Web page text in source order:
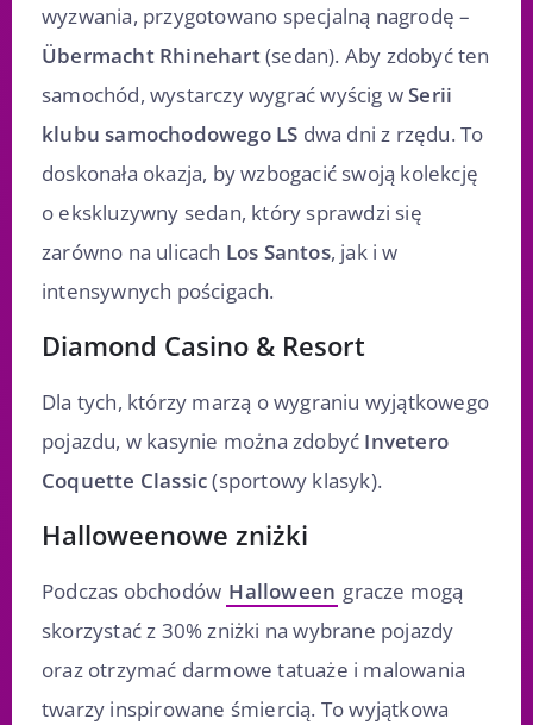
wyzwania, przygotowano specjalną nagrodę –
Übermacht Rhinehart(sedan). Aby zdobyć ten
samochód, wystarczy wygrać wyścig wSerii
klubu samochodowego LS dwa dni z rzędu. To
doskonała okazja, by wzbogacić swoją kolekcję
o ekskluzywny sedan, który sprawdzi się
zarówno na ulicach Los Santos, jak i w
intensywnych pościgach.
Diamond Casino & Resort
Dla tych, którzy marzą o wygraniu wyjątkowego
pojazdu, w kasynie można zdobyć Invetero
Coquette Classic(sportowy klasyk).
Halloweenowe zniżki
Podczas obchodów Halloween gracze mogą
skorzystać z 30% zniżki na wybrane pojazdy
oraz otrzymać darmowe tatuaże i malowania
twarzy inspirowane śmiercią. To wyjątkowa